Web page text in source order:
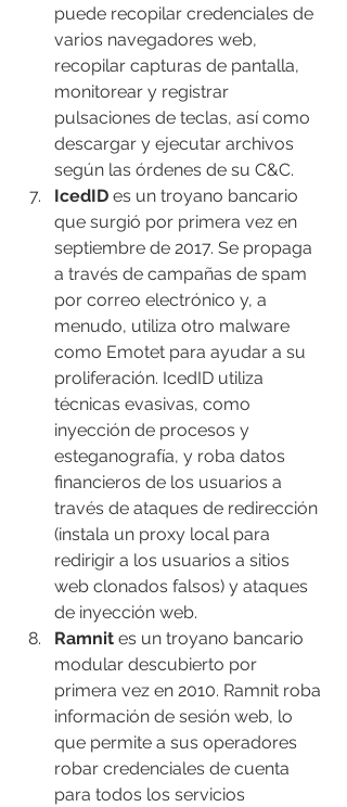
puede recopilar credenciales de
varios navegadores web,
recopilar capturas de pantalla,
monitorear y registrar
pulsaciones de teclas, así como
descargar y ejecutar archivos
según las órdenes de su C&C.
IcedID es un troyano bancario
que surgió por primera vez en
septiembre de 2017. Se propaga
a través de campañas de spam
por correo electrónico y, a
menudo, utiliza otro malware
como Emotet para ayudar a su
proliferación. IcedID utiliza
técnicas evasivas, como
inyección de procesos y
esteganografía, y roba datos
financieros de los usuarios a
través de ataques de redirección
(instala un proxy local para
redirigir a los usuarios a sitios
web clonados falsos) y ataques
de inyección web.
Ramnit es un troyano bancario
modular descubierto por
primera vez en 2010. Ramnit roba
información de sesión web, lo
que permite a sus operadores
robar credenciales de cuenta
para todos los servicios